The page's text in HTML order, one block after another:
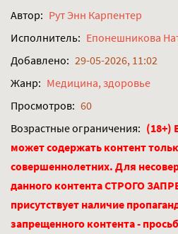
Автор: Рут Энн Карпентер
Исполнитель: Епонешникова
Добавлено: 29-05-2026, 11:02
Жанр: Медицина, здоровье
Просмотров: 60
Возрастные ограничения: (18+)
может содержать контент
совершеннолетних. Для
данного контента СТРОГО
присутствует наличие
запрещенного контента -